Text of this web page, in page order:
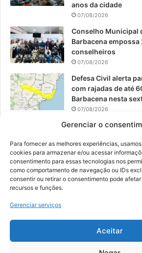
Gerenciar o
Para fornecer as melhores experiências,
cookies para armazenar e/ou acessar
consentimento para essas tecnologias nos
como comportamento de navegação ou IDs
consentir ou retirar o consentimento pode
recursos e funções.
Gerenciar serviços
Aceitar
anos da cidade
07/08/2026
Conselho Municipal
Barbacena empossa
conselheiros
07/08/2026
Defesa Civil alerta
com rajadas de até
Barbacena nesta
07/08/2026
EPCAR tem a melhor
06/08/2026
© 2026, Todos os direitos reservados |
Digital Business| Hospedado por:
Fale Conosco
Sobre Nós